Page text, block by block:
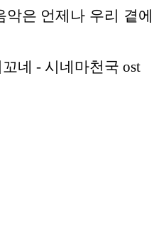
악은 언제나 우리 곁
네 - 시네마천국 ost